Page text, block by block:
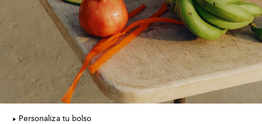
Personaliza tu bolso